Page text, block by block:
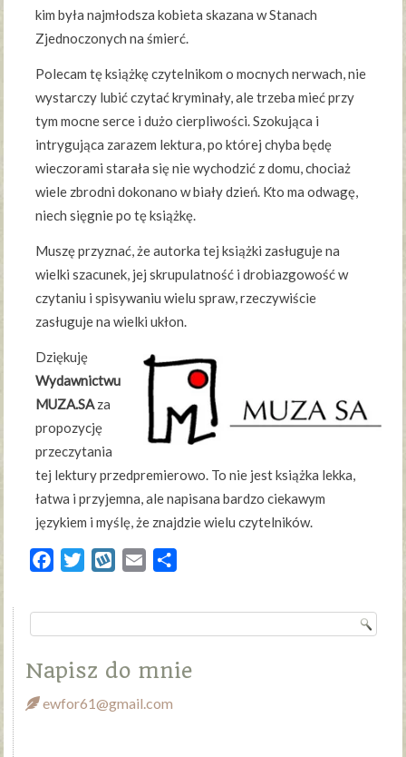
kim była najmłodsza kobieta skazana w Stanach
Zjednoczonych na śmierć.
Polecam tę książkę czytelnikom o mocnych nerwach, nie
wystarczy lubić czytać kryminały, ale trzeba mieć przy
tym mocne serce i dużo cierpliwości. Szokująca i
intrygująca zarazem lektura, po której chyba będę
wieczorami starała się nie wychodzić z domu, chociaż
wiele zbrodni dokonano w biały dzień. Kto ma odwagę,
niech sięgnie po tę książkę.
Muszę przyznać, że autorka tej książki zasługuje na
wielki szacunek, jej skrupulatność i drobiazgowość w
czytaniu i spisywaniu wielu spraw, rzeczywiście
zasługuje na wielki ukłon.
Dziękuję
Wydawnictwu
MUZA.SA za
propozycję
przeczytania
tej lektury przedpremierowo. To nie jest książka lekka,
łatwa i przyjemna, ale napisana bardzo ciekawym
językiem i myślę, że znajdzie wielu czytelników.
FacebookTwitterWykopEmail
Napisz do mnie
ewfor61@gmail.com